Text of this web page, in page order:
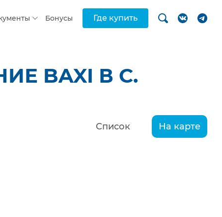
Бонусы Где купить
BAXI В С.
Список На карте